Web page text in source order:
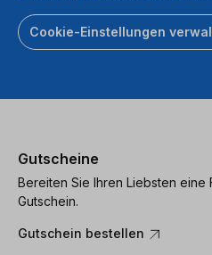
Cookie-Einstellungen
Gutscheine
Bereiten Sie Ihren Liebsten eine
Gutschein.
Gutschein bestellen